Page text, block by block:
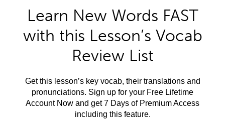
Learn New Words FAST
with this Lesson’s Vocab
Review List
Get this lesson’s key vocab, their translations and
pronunciations. Sign up for your Free Lifetime
Account Now and get 7 Days of Premium Access
including this feature.